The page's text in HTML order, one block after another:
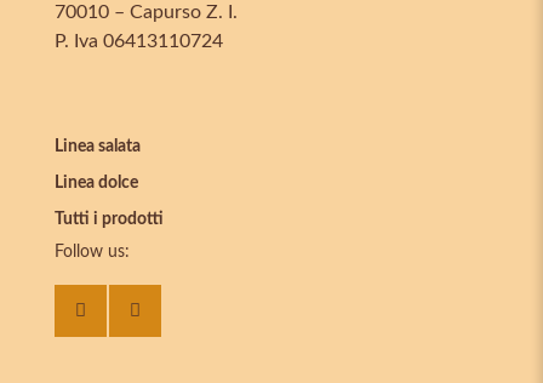
70010 – Capurso Z. I.
P. Iva 06413110724
Linea salata
Linea dolce
Tutti i prodotti
Follow us: